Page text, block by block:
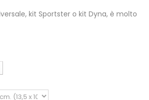
kit Sportster o kit Dyna, è molto